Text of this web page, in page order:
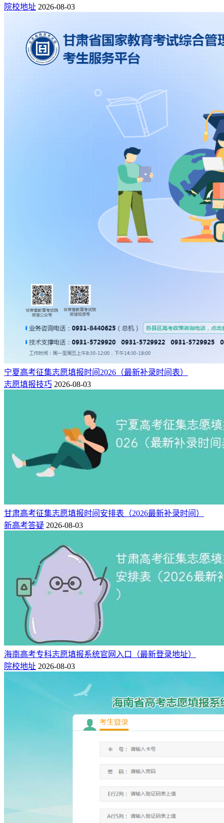
院校地址 2026-08-03
宁夏高考征集志愿填报时间2026（最新补录时间表）
志愿填报技巧 2026-08-03
甘肃高考征集志愿填报时间安排表（2026最新补录时间）
新高考答疑 2026-08-03
海南高考专科志愿填报系统官网入口（最新登录地址）
院校地址 2026-08-03